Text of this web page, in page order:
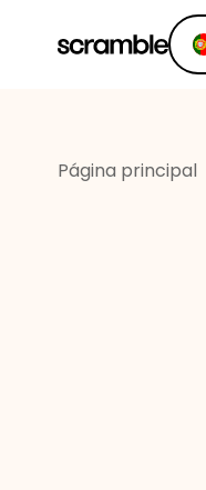
Página principal